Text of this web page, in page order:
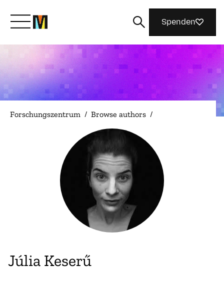
Lernen Sie Mozilla kennen
Was wir tun
Machen Sie mit
Magazin
Spenden
Forschungszentrum / Browse authors /
Júlia Keserű